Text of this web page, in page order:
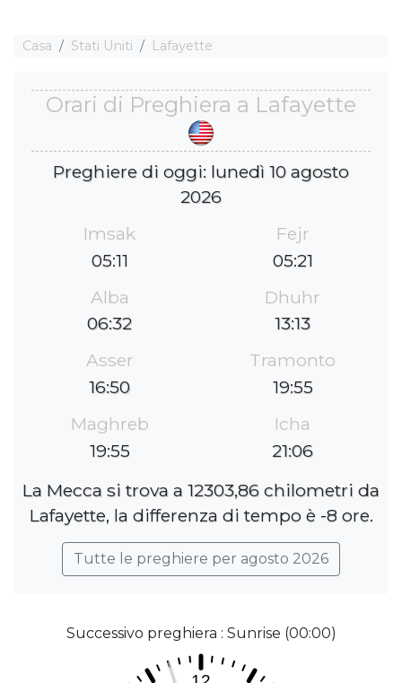
Casa Stati Uniti Lafayette
Orari di Preghiera a Lafayette
Preghiere di oggi: lunedì 10 agosto
2026
Imsak
05:11
Fejr
05:21
Alba
06:32
Dhuhr
13:13
Asser
16:50
Tramonto
19:55
Maghreb
19:55
Icha
21:06
La Mecca si trova a 12303,86 chilometri da
Lafayette, la differenza di tempo è -8 ore.
Tutte le preghiere per agosto 2026
Successivo preghiera : Sunrise (00:00)